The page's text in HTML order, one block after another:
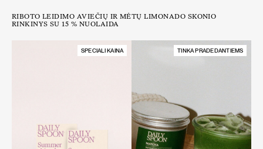
RIBOTO LEIDIMO AVIEČIŲ IR MĖTŲ LIMONADO SKONIO
RINKINYS SU 15 % NUOLAIDA
SPECIALI KAINA TINKA PRADEDANTIEMS